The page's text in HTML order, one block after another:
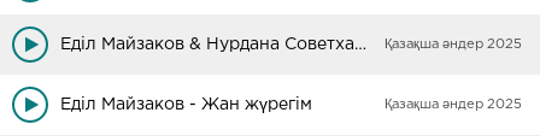
Еділ Майзаков & Нурдана Советханова - Жұбайым Қазақша әндер 2025
Еділ Майзаков - Жан жүрегім Қазақша әндер 2025